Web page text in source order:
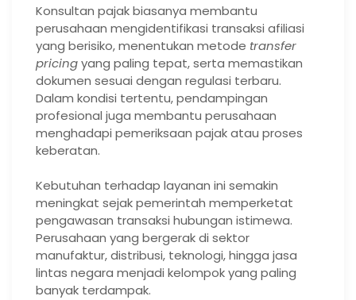
Konsultan pajak biasanya membantu
perusahaan mengidentifikasi transaksi afiliasi
yang berisiko, menentukan metode transfer
pricingyang paling tepat, serta memastikan
dokumen sesuai dengan regulasi terbaru.
Dalam kondisi tertentu, pendampingan
profesional juga membantu perusahaan
menghadapi pemeriksaan pajak atau proses
keberatan.
Kebutuhan terhadap layanan ini semakin
meningkat sejak pemerintah memperketat
pengawasan transaksi hubungan istimewa.
Perusahaan yang bergerak di sektor
manufaktur, distribusi, teknologi, hingga jasa
lintas negara menjadi kelompok yang paling
banyak terdampak.